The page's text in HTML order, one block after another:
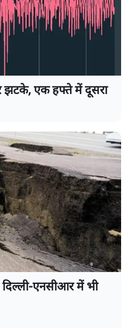
झटके, एक हफ्ते में दूसरा
एनसीआर में भी